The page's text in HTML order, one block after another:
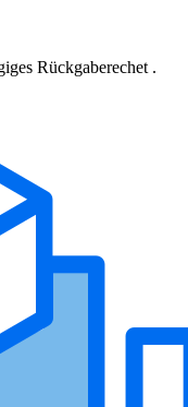
Rückgaberechet .